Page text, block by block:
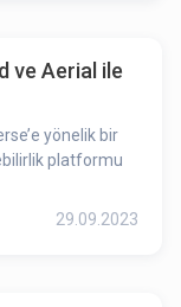
ve Aerial ile
yönelik bir
platformu
29.09.2023